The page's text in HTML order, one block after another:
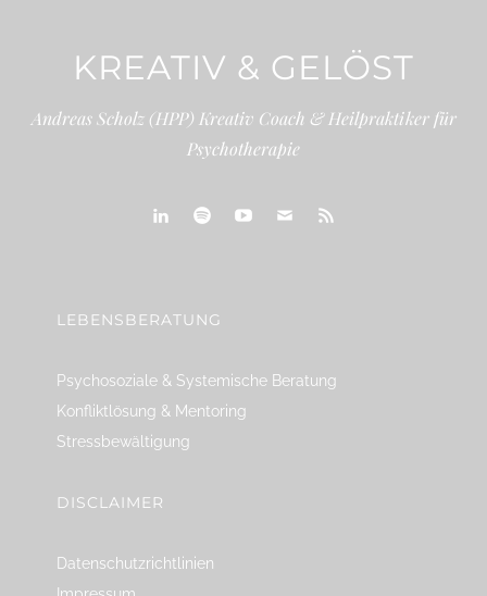
KREATIV & GELÖST
Andreas Scholz (HPP) Kreativ Coach & Heilpraktiker für
Psychotherapie
LEBENSBERATUNG
Psychosoziale & Systemische Beratung
Konfliktlösung & Mentoring
Stressbewältigung
DISCLAIMER
Datenschutzrichtlinien